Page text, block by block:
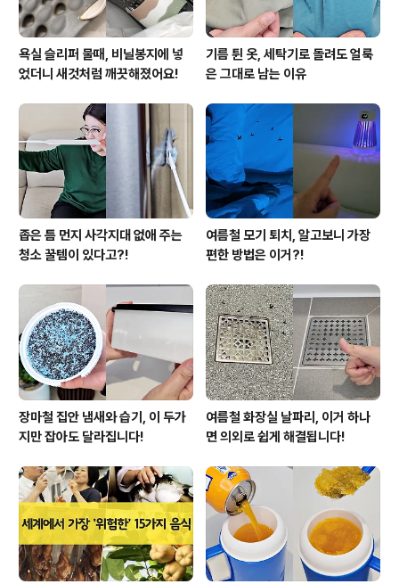
욕실 슬리퍼 물때, 비닐봉지에 넣
었더니 새것처럼 깨끗해졌어요!
기름 튄 옷, 세탁기로 돌려도 얼룩
은 그대로 남는 이유
좁은 틈 먼지 사각지대 없애 주는
청소 꿀템이 있다고?!
여름철 모기 퇴치, 알고보니 가장
편한 방법은 이거?!
장마철 집안 냄새와 습기, 이 두가
지만 잡아도 달라집니다!
여름철 화장실 날파리, 이거 하나
면 의외로 쉽게 해결됩니다!